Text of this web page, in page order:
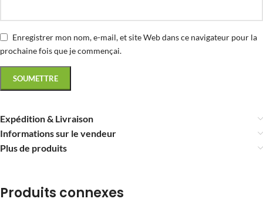
Enregistrer mon nom, e-mail, et site Web dans ce navigateur pour la
prochaine fois que je commençai.
Expédition & Livraison
Informations sur le vendeur
Plus de produits
Produits connexes